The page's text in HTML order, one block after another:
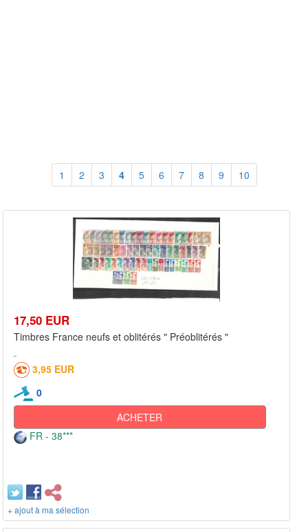
1 2 3 4 5 6 7 8 9 10
17,50 EUR
Timbres France neufs et oblitérés " Préoblitérés "
3,95 EUR
0
ACHETER
FR - 38***
+ ajout à ma sélection